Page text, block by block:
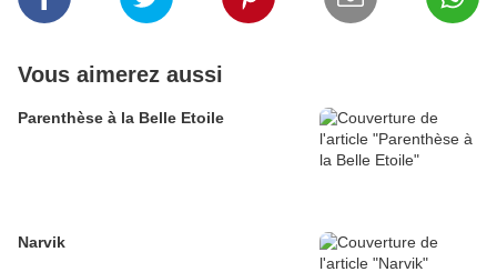
Vous aimerez aussi
Parenthèse à la Belle Etoile
Narvik